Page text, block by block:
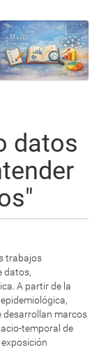
datos
trabajos
datos,
A partir de la
desarrollan marcos
temporal de